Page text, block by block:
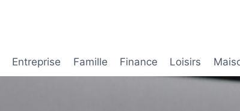
Entreprise Famille Finance Loisirs